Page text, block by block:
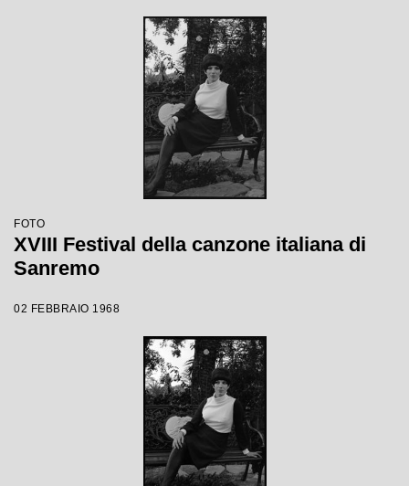
FOTO
XVIII Festival della canzone italiana di
Sanremo
02 FEBBRAIO 1968